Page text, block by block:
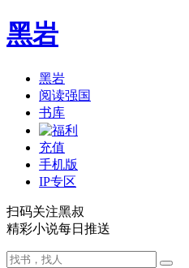
黑岩
黑岩
阅读强国
书库
充值
手机版
IP专区
扫码关注黑叔
精彩小说每日推送